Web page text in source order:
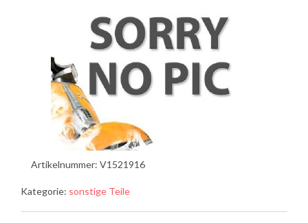
Artikelnummer: V1521916
Kategorie: sonstige Teile